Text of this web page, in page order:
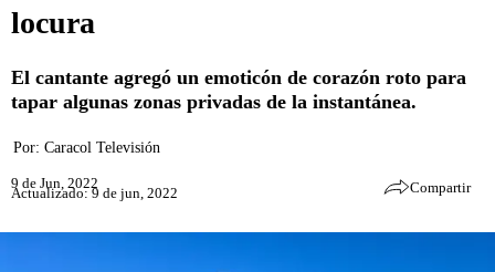
locura
El cantante agregó un emoticón de corazón roto para
tapar algunas zonas privadas de la instantánea.
Por: Caracol Televisión
9 de Jun, 2022
Actualizado: 9 de jun, 2022 Compartir